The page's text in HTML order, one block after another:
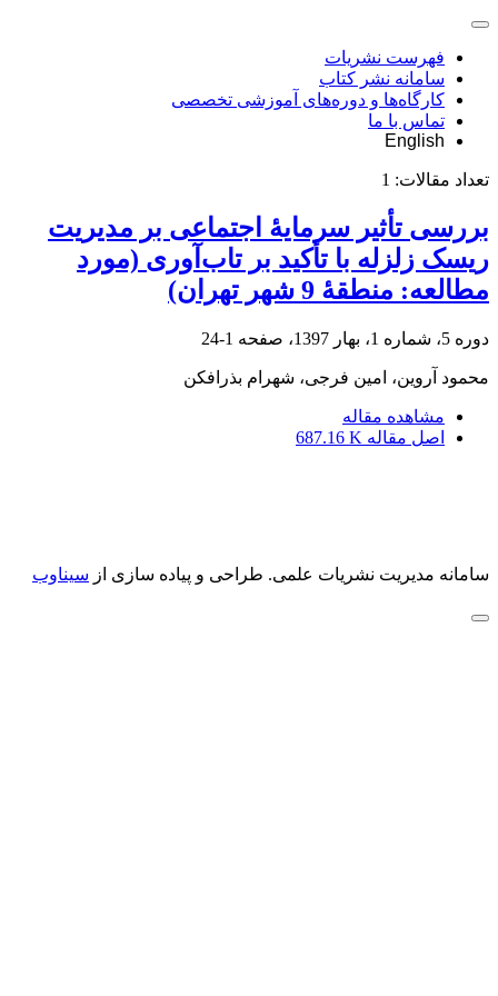
فهرست نشریات
سامانه نشر کتاب
کارگاه‌ها و دوره‌های آموزشی تخصصی
تماس با ما
English
تعداد مقالات: 1
بررسی تأثیر سرمایۀ اجتماعی بر مدیریت
ریسک زلزله با تأکید بر تاب‌آوری (مورد
مطالعه: منطقۀ 9 شهر تهران)
دوره 5، شماره 1، بهار 1397، صفحه 1-24
محمود آروین، امین فرجی، شهرام بذرافکن
مشاهده مقاله
اصل مقاله 687.16 K
سامانه مدیریت نشریات علمی. طراحی و پیاده سازی از سیناوب